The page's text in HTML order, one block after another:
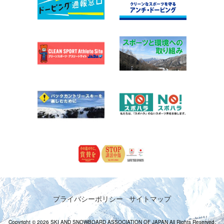
プライバシーポリシー サイトマップ
Copyright © 2026 SKI AND SNOWBOARD ASSOCIATION OF JAPAN All Rights Reserved.